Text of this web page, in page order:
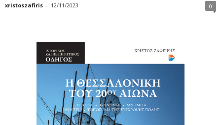
xristoszafiris - 12/11/2023 0